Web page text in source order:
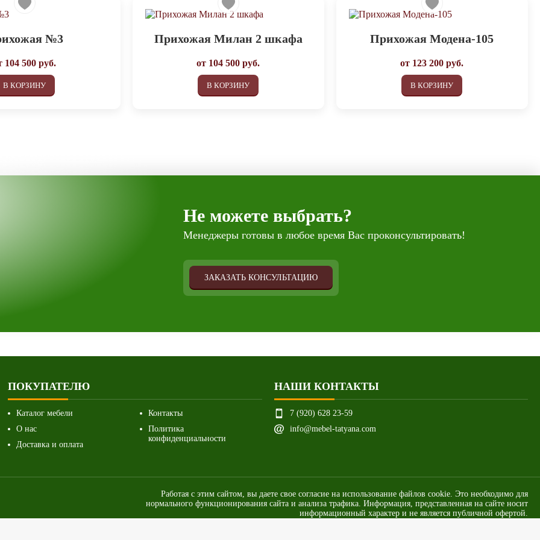
№3
104 500 руб.
В КОРЗИНУ
Прихожая Милан 2 шкафа
от 104 500 руб.
В КОРЗИНУ
Прихожая Модена-105
от 123 200 руб.
В КОРЗИНУ
Не можете выбрать?
Менеджеры готовы в любое время Вас проконсультировать!
ЗАКАЗАТЬ КОНСУЛЬТАЦИЮ
ПОКУПАТЕЛЮ
Каталог мебели
О нас
Доставка и оплата
Контакты
Политика
конфиденциальности
НАШИ КОНТАКТЫ
7 (920) 628 23-59
info@mebel-tatyana.com
Работая с этим сайтом, вы даете свое согласие на использование файлов cookie. Это необходимо для
нормального функционирования сайта и анализа трафика. Информация, представленная на сайте носит
информационный характер и не является публичной офертой.